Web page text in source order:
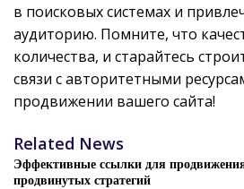
в поисковых системах и
аудиторию. Помните, что
количества, и старайтесь
связи с авторитетными
продвижении вашего сайта!
Related News
Эффективные ссылки для
продвинутых стратегий